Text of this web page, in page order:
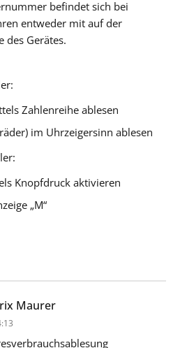
befindet sich bei
entweder mit auf der
des Gerätes.
Zahlenreihe ablesen
im Uhrzeigersinn ablesen
Knopfdruck aktivieren
„M“
Maurer